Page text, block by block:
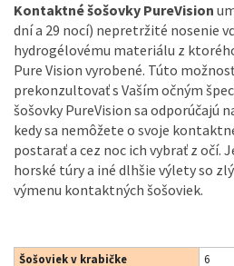
Kontaktné šošovky PureVision
dní a 29 nocí) nepretržité nosenie
hydrogélovému materiálu z
Pure Vision vyrobené. Túto
prekonzultovať s Vaším očným
šošovky PureVision sa odporúčajú
kedy sa nemôžete o svoje
postarať a cez noc ich vybrať z očí.
horské túry a iné dlhšie výlety so
výmenu kontaktných šošoviek.
Šošoviek v krabičke
6